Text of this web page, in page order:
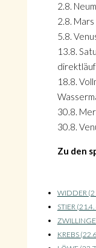
2.8.
2.8.
5.8.
13.8.
18.8.
30.8.
30.8.
Zu den
WIDDER
STIER (21.4.
ZWILLINGE
KREBS